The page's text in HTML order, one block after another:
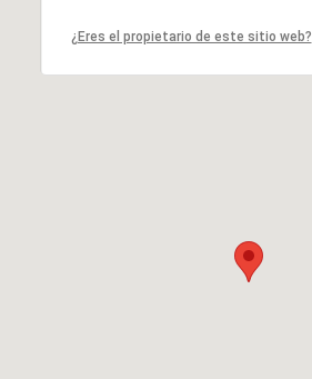
¿Eres el propietario de este sitio web?
¿Eres el propietario de este sitio web?